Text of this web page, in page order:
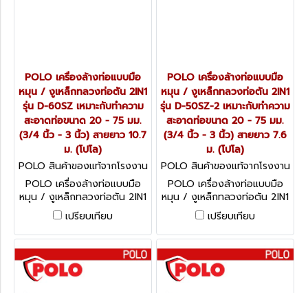
POLO เครื่องล้างท่อแบบมือ
หมุน / งูเหล็กทลวงท่อตัน 2IN1
รุ่น D-60SZ เหมาะกับทำความ
สะอาดท่อขนาด 20 - 75 มม.
(3/4 นิ้ว - 3 นิ้ว) สายยาว 10.7
ม. (โปโล)
POLO สินค้าของแท้จากโรงงาน
ผู้ผลิต D-60SZ
POLO เครื่องล้างท่อแบบมือ
หมุน / งูเหล็กทลวงท่อตัน 2IN1
รุ่น D-60SZ เหมาะกับทำความ
สะอาดท่อขนาด 20 - 75 มม.
(3/4 นิ้ว - 3 นิ้ว) สายยาว 10.7
ม. (โปโล)
เปรียบเทียบ
POLO เครื่องล้างท่อแบบมือ
หมุน / งูเหล็กทลวงท่อตัน 2IN1
รุ่น D-50SZ-2 เหมาะกับทำความ
สะอาดท่อขนาด 20 - 75 มม.
(3/4 นิ้ว - 3 นิ้ว) สายยาว 7.6
ม. (โปโล)
POLO สินค้าของแท้จากโรงงาน
ผู้ผลิต D-50SZ-2
POLO เครื่องล้างท่อแบบมือ
หมุน / งูเหล็กทลวงท่อตัน 2IN1
รุ่น D-50SZ-2 เหมาะกับทำความ
สะอาดท่อขนาด 20 - 75 มม.
(3/4 นิ้ว - 3 นิ้ว) สายยาว 7.6
ม. (โปโล)
เปรียบเทียบ